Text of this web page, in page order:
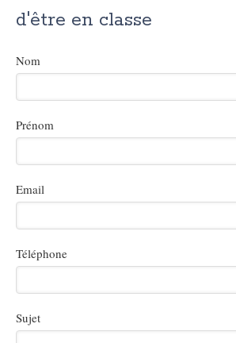
d'être en classe
Nom
Prénom
Email
Téléphone
Sujet